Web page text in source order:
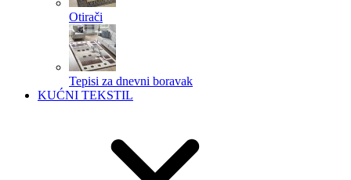
Otirači
Tepisi za dnevni boravak
KUĆNI TEKSTIL